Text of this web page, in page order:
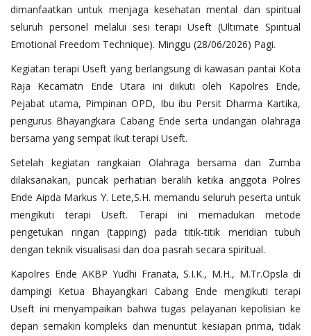
dimanfaatkan untuk menjaga kesehatan mental dan spiritual
seluruh personel melalui sesi terapi Useft (Ultimate Spiritual
Emotional Freedom Technique). Minggu (28/06/2026) Pagi.
​Kegiatan terapi Useft yang berlangsung di kawasan pantai Kota
Raja Kecamatn Ende Utara ini diikuti oleh Kapolres Ende,
Pejabat utama, Pimpinan OPD, Ibu ibu Persit Dharma Kartika,
pengurus Bhayangkara Cabang Ende serta undangan olahraga
bersama yang sempat ikut terapi Useft.
Setelah kegiatan rangkaian Olahraga bersama dan Zumba
dilaksanakan, puncak perhatian beralih ketika anggota Polres
Ende Aipda Markus Y. Lete,S.H. memandu seluruh peserta untuk
mengikuti terapi Useft. Terapi ini memadukan metode
pengetukan ringan (tapping) pada titik-titik meridian tubuh
dengan teknik visualisasi dan doa pasrah secara spiritual.
​Kapolres Ende AKBP Yudhi Franata, S.I.K., M.H., M.Tr.Opsla di
dampingi Ketua Bhayangkari Cabang Ende mengikuti terapi
Useft ini menyampaikan bahwa tugas pelayanan kepolisian ke
depan semakin kompleks dan menuntut kesiapan prima, tidak